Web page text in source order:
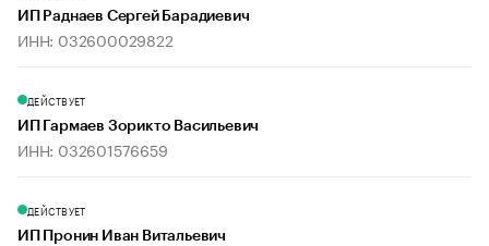
ИП Раднаев Сергей Барадиевич
ИНН: 032600029822
ДЕЙСТВУЕТ
ИП Гармаев Зорикто Васильевич
ИНН: 032601576659
ДЕЙСТВУЕТ
ИП Пронин Иван Витальевич